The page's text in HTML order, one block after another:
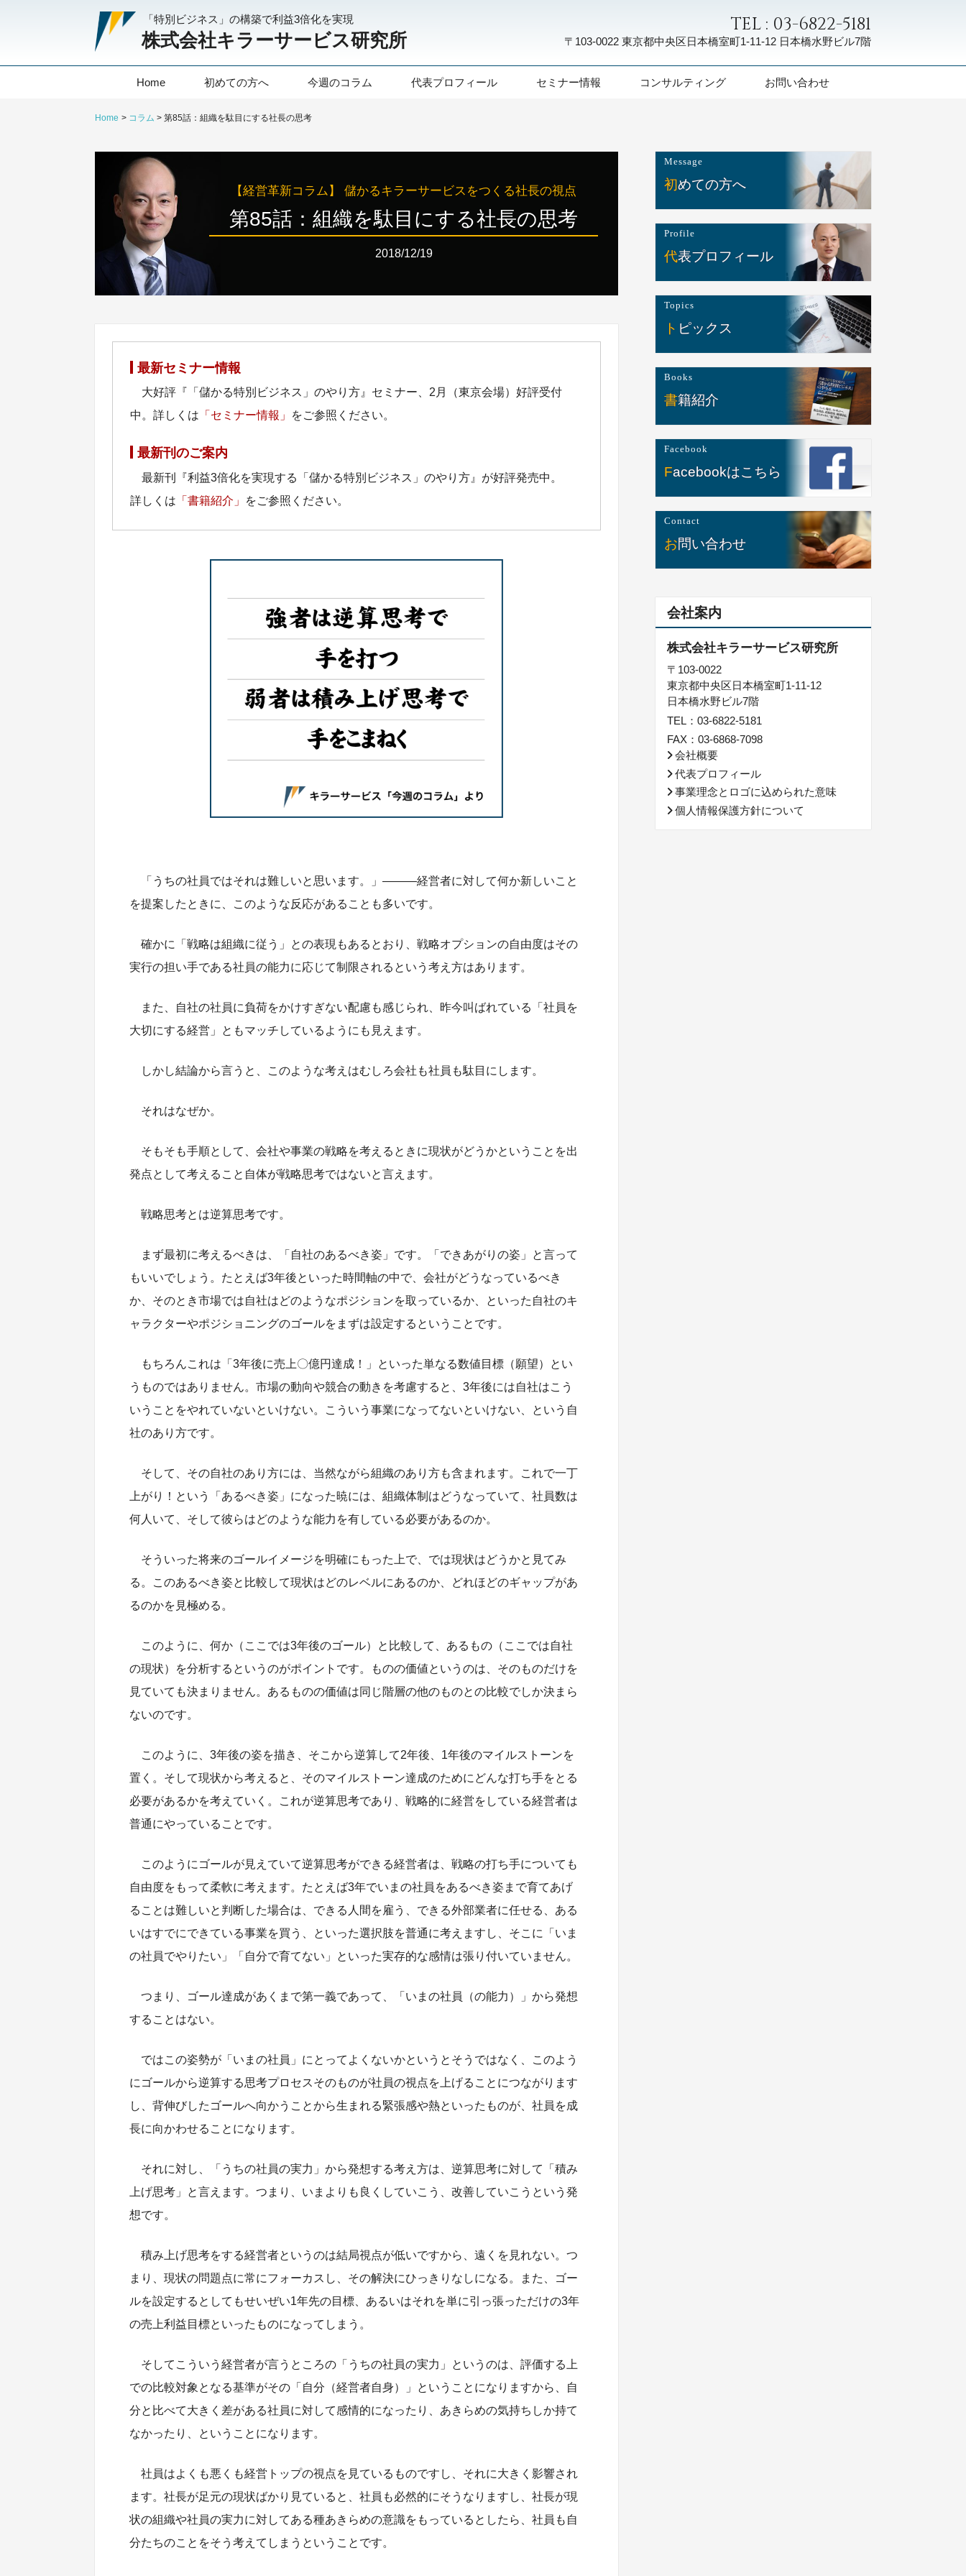
「特別ビジネス」の構築で利益3倍化を実現
株式会社キラーサービス研究所
TEL : 03-6822-5181
〒103-0022 東京都中央区日本橋室町1-11-12 日本橋水野ビル7階
Home 初めての方へ 今週のコラム 代表プロフィール セミナー情報 コンサルティング お問い合わせ
Home コラム 第85話：組織を駄目にする社長の思考
【経営革新コラム】 儲かるキラーサービスをつくる社長の視点
第85話：組織を駄目にする社長の思考
2018/12/19
最新セミナー情報
大好評『「儲かる特別ビジネス」のやり方』セミナー、2月（東京会場）好評受付
中。詳しくは 「セミナー情報」 をご参照ください。
最新刊のご案内
最新刊『利益3倍化を実現する「儲かる特別ビジネス」のやり方』が好評発売中。
詳しくは 「書籍紹介」 をご参照ください。
「うちの社員ではそれは難しいと思います。」―――経営者に対して何か新しいこと
を提案したときに、このような反応があることも多いです。
確かに「戦略は組織に従う」との表現もあるとおり、戦略オプションの自由度はその
実行の担い手である社員の能力に応じて制限されるという考え方はあります。
また、自社の社員に負荷をかけすぎない配慮も感じられ、昨今叫ばれている「社員を
大切にする経営」ともマッチしているようにも見えます。
しかし結論から言うと、このような考えはむしろ会社も社員も駄目にします。
それはなぜか。
そもそも手順として、会社や事業の戦略を考えるときに現状がどうかということを出
発点として考えること自体が戦略思考ではないと言えます。
戦略思考とは逆算思考です。
まず最初に考えるべきは、「自社のあるべき姿」です。「できあがりの姿」と言って
もいいでしょう。たとえば3年後といった時間軸の中で、会社がどうなっているべき
か、そのとき市場では自社はどのようなポジションを取っているか、といった自社のキ
ャラクターやポジショニングのゴールをまずは設定するということです。
もちろんこれは「3年後に売上〇億円達成！」といった単なる数値目標（願望）とい
うものではありません。市場の動向や競合の動きを考慮すると、3年後には自社はこう
いうことをやれていないといけない。こういう事業になってないといけない、という自
社のあり方です。
そして、その自社のあり方には、当然ながら組織のあり方も含まれます。これで一丁
上がり！という「あるべき姿」になった暁には、組織体制はどうなっていて、社員数は
何人いて、そして彼らはどのような能力を有している必要があるのか。
そういった将来のゴールイメージを明確にもった上で、では現状はどうかと見てみ
る。このあるべき姿と比較して現状はどのレベルにあるのか、どれほどのギャップがあ
るのかを見極める。
このように、何か（ここでは3年後のゴール）と比較して、あるもの（ここでは自社
の現状）を分析するというのがポイントです。ものの価値というのは、そのものだけを
見ていても決まりません。あるものの価値は同じ階層の他のものとの比較でしか決まら
ないのです。
このように、3年後の姿を描き、そこから逆算して2年後、1年後のマイルストーンを
置く。そして現状から考えると、そのマイルストーン達成のためにどんな打ち手をとる
必要があるかを考えていく。これが逆算思考であり、戦略的に経営をしている経営者は
普通にやっていることです。
このようにゴールが見えていて逆算思考ができる経営者は、戦略の打ち手についても
自由度をもって柔軟に考えます。たとえば3年でいまの社員をあるべき姿まで育てあげ
ることは難しいと判断した場合は、できる人間を雇う、できる外部業者に任せる、ある
いはすでにできている事業を買う、といった選択肢を普通に考えますし、そこに「いま
の社員でやりたい」「自分で育てない」といった実存的な感情は張り付いていません。
つまり、ゴール達成があくまで第一義であって、「いまの社員（の能力）」から発想
することはない。
ではこの姿勢が「いまの社員」にとってよくないかというとそうではなく、このよう
にゴールから逆算する思考プロセスそのものが社員の視点を上げることにつながります
し、背伸びしたゴールへ向かうことから生まれる緊張感や熱といったものが、社員を成
長に向かわせることになります。
それに対し、「うちの社員の実力」から発想する考え方は、逆算思考に対して「積み
上げ思考」と言えます。つまり、いまよりも良くしていこう、改善していこうという発
想です。
積み上げ思考をする経営者というのは結局視点が低いですから、遠くを見れない。つ
まり、現状の問題点に常にフォーカスし、その解決にひっきりなしになる。また、ゴー
ルを設定するとしてもせいぜい1年先の目標、あるいはそれを単に引っ張っただけの3年
の売上利益目標といったものになってしまう。
そしてこういう経営者が言うところの「うちの社員の実力」というのは、評価する上
での比較対象となる基準がその「自分（経営者自身）」ということになりますから、自
分と比べて大きく差がある社員に対して感情的になったり、あきらめの気持ちしか持て
なかったり、ということになります。
社員はよくも悪くも経営トップの視点を見ているものですし、それに大きく影響され
ます。社長が足元の現状ばかり見ていると、社員も必然的にそうなりますし、社長が現
状の組織や社員の実力に対してある種あきらめの意識をもっているとしたら、社員も自
分たちのことをそう考えてしまうということです。
Message
初めての方へ
Profile
代表プロフィール
Topics
トピックス
Books
書籍紹介
Facebook
Facebookはこちら
Contact
お問い合わせ
会社案内
株式会社キラーサービス研究所
〒103-0022
東京都中央区日本橋室町1-11-12
日本橋水野ビル7階
TEL：03-6822-5181
FAX：03-6868-7098
会社概要
代表プロフィール
事業理念とロゴに込められた意味
個人情報保護方針について